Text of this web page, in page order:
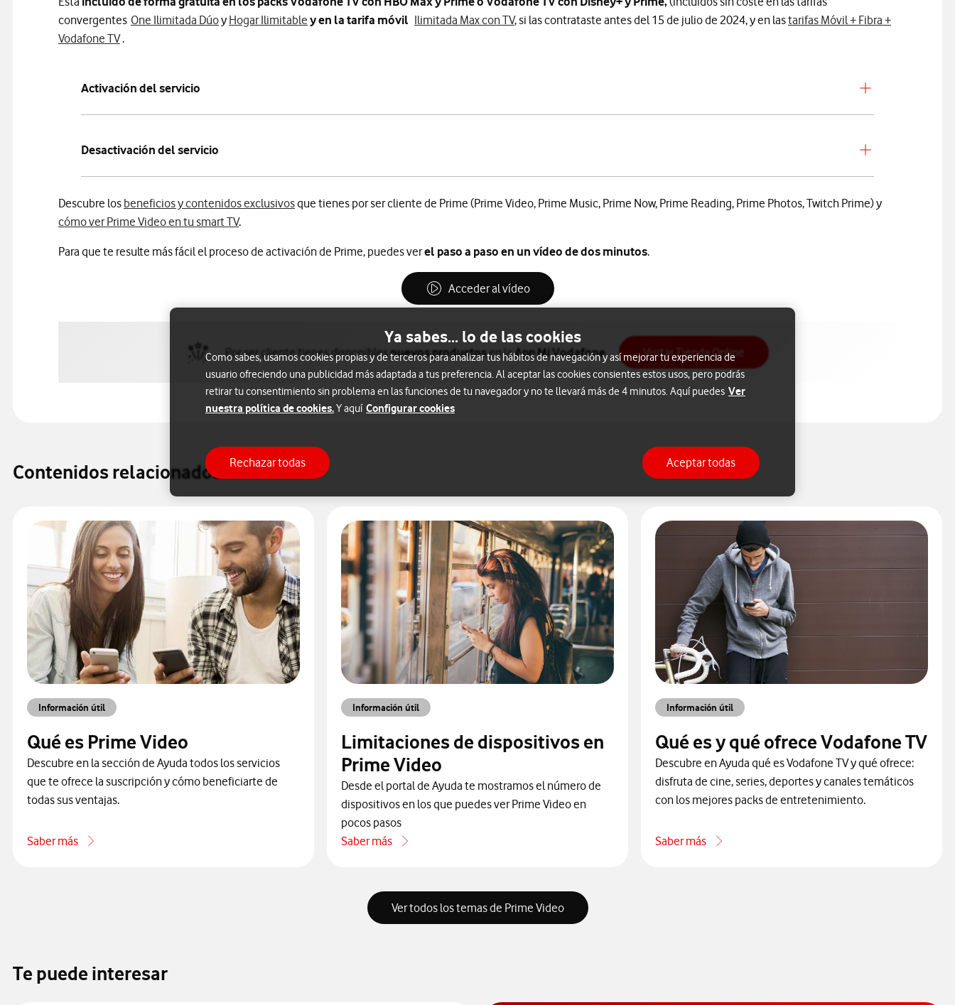
convergentes One Ilimitada Dúoy Hogar Ilimitable y en la tarifa móvil Ilimitada Max con TV, si las contrataste antes del 15 de julio de 2024, y en lastarifas Móvil + Fibra +
Vodafone TVInformación sobre tarifas Móvil + Fibra + Vodafone TV
.
Activación del servicio
Desactivación del servicio
Descubre los beneficios y contenidos exclusivosque tienes por ser cliente de Prime (Prime Video, Prime Music, Prime Now, Prime Reading, Prime Photos, Twitch Prime) y
cómo ver Prime Video en tu smart TV.
Para que te resulte más fácil el proceso de activación de Prime, puedes verel paso a paso en un vídeo de dos minutos.
Acceder al vídeo
Por ser cliente tienes disponiblesnuevos productosen laApp Mi Vodafone. Visitar Tienda Online
Contenidos relacionados
Información útil
Qué es Prime Video
Descubre en la sección de Ayuda todos los servicios
que te ofrece la suscripción y cómo beneficiarte de
todas sus ventajas.
Saber más
acerca de Qué es Prime Video
Información útil
Limitaciones de dispositivos en
Prime Video
Desde el portal de Ayuda te mostramos el número de
dispositivos en los que puedes ver Prime Video en
pocos pasos
Saber más
acerca de Limitaciones de dispositivos en Prime Video
Información útil
Qué es y qué ofrece Vodafone TV
Descubre en Ayuda qué es Vodafone TV y qué ofrece:
disfruta de cine, series, deportes y canales temáticos
con los mejores packs de entretenimiento.
Saber más
acerca de Qué es y qué ofrece Vodafone TV
Ver todos los temas de Prime Video
Te puede interesar
Ya sabes... lo de las cookies
Como sabes, usamos cookies propias y de terceros para analizar tus hábitos de navegación y así mejorar tu experiencia de
usuario ofreciendo una publicidad más adaptada a tus preferencia. Al aceptar las cookies consientes estos usos, pero podrás
retirar tu consentimiento sin problema en las funciones de tu navegador y no te llevará más de 4 minutos. Aquí puedes Ver
nuestra política de cookies.Y aquí Configurar cookies
Rechazar todas Aceptar todas